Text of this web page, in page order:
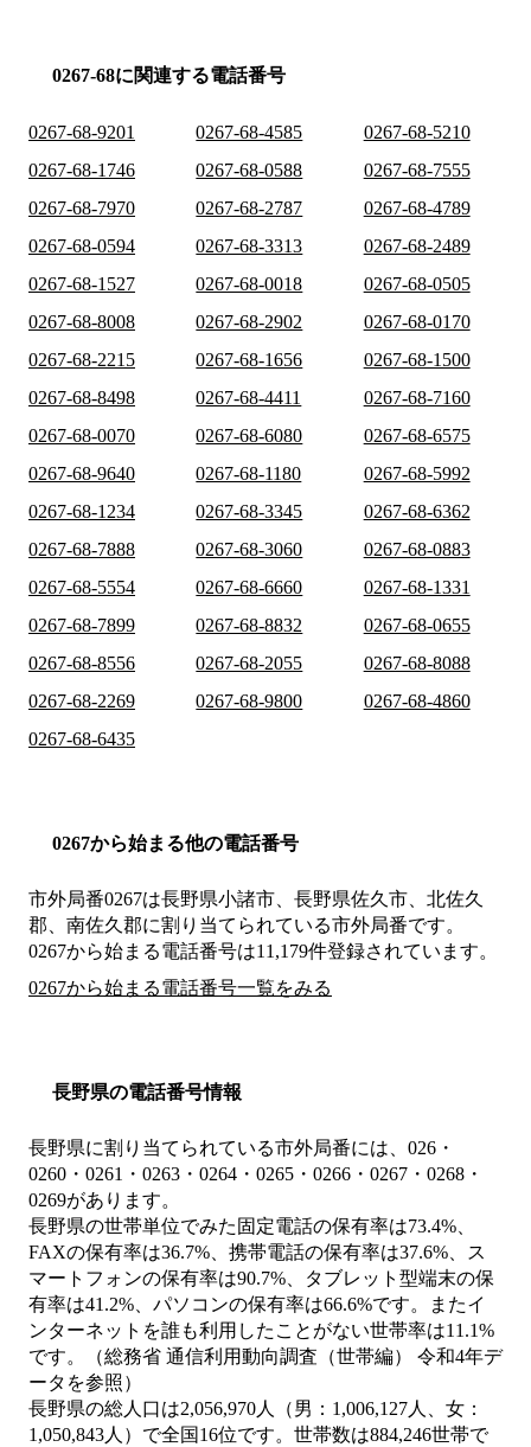
0267-68に関連する電話番号
0267-68-9201 0267-68-4585
0267-68-5210
0267-68-1746
0267-68-0588
0267-68-7555
0267-68-7970
0267-68-2787
0267-68-4789
0267-68-0594
0267-68-3313
0267-68-2489
0267-68-1527
0267-68-0018
0267-68-0505
0267-68-8008
0267-68-2902
0267-68-0170
0267-68-2215
0267-68-1656
0267-68-1500
0267-68-8498
0267-68-4411
0267-68-7160
0267-68-0070
0267-68-6080
0267-68-6575
0267-68-9640
0267-68-1180
0267-68-5992
0267-68-1234
0267-68-3345
0267-68-6362
0267-68-7888
0267-68-3060
0267-68-0883
0267-68-5554
0267-68-6660
0267-68-1331
0267-68-7899
0267-68-8832
0267-68-0655
0267-68-8556
0267-68-2055
0267-68-8088
0267-68-2269
0267-68-9800
0267-68-4860
0267-68-6435
0267から始まる他の電話番号
市外局番0267は長野県小諸市、長野県佐久市、北佐久
郡、南佐久郡に割り当てられている市外局番です。
0267から始まる電話番号は11,179件登録されています。
0267から始まる電話番号一覧をみる
長野県の電話番号情報
長野県に割り当てられている市外局番には、026・
0260・0261・0263・0264・0265・0266・0267・0268・
0269があります。
長野県の世帯単位でみた固定電話の保有率は73.4%、
FAXの保有率は36.7%、携帯電話の保有率は37.6%、ス
マートフォンの保有率は90.7%、タブレット型端末の保
有率は41.2%、パソコンの保有率は66.6%です。またイ
ンターネットを誰も利用したことがない世帯率は11.1%
です。（総務省 通信利用動向調査（世帯編） 令和4年デ
ータを参照）
長野県の総人口は2,056,970人（男：1,006,127人、女：
1,050,843人）で全国16位です。世帯数は884,246世帯で